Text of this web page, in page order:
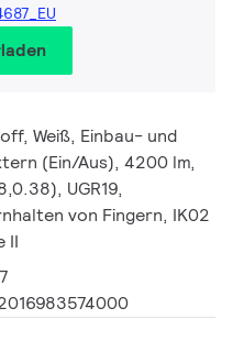
Weiß, Einbau- und
(Ein/Aus), 4200 lm,
UGR19,
von Fingern, IK02
II